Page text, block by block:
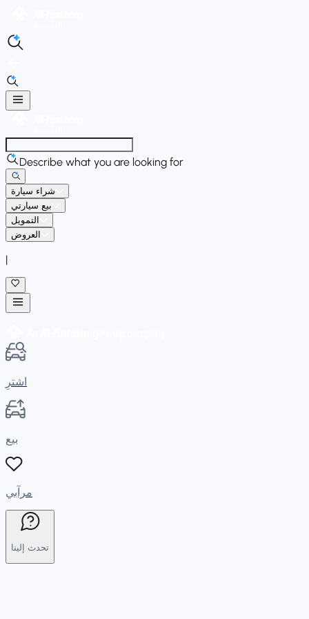
Describe what you are looking for
شراء سيارة
بيع سيارتي
التمويل
العروض
|
اشترِ
بيع
مرآبي
تحدث إلينا